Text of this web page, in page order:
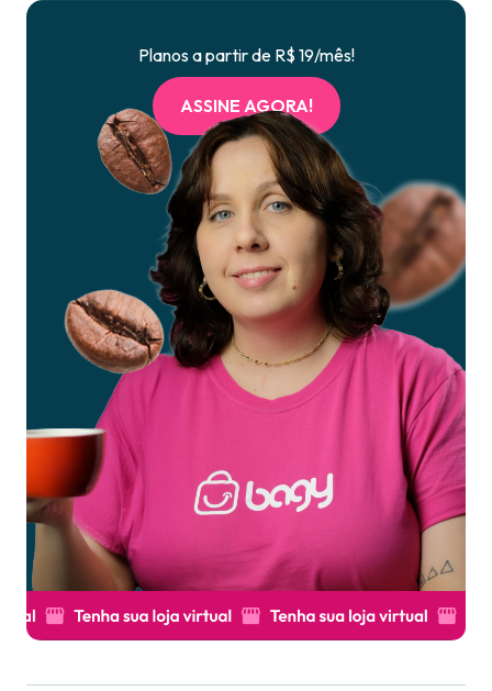
Planos a partir de R$ 19/mês!
ASSINE AGORA!